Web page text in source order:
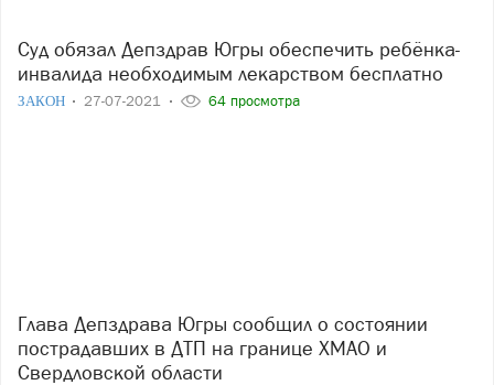
Суд обязал Депздрав Югры обеспечить ребёнка-
инвалида необходимым лекарством бесплатно
ЗАКОН 27-07-2021 64 просмотра
Глава Депздрава Югры сообщил о состоянии
пострадавших в ДТП на границе ХМАО и
Свердловской области